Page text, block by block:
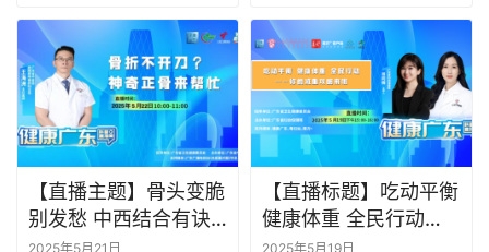
【直播主题】骨头变脆
别发愁 中西结合有诀
窍
2025年5月21日
【直播标题】吃动平衡
健康体重 全民行动
——你的减重攻略来啦
2025年5月19日